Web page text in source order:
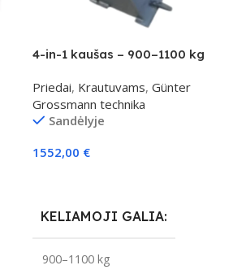
4-in-1 kaušas – 900–1100 kg
Priedai, Krautuvams, Günter
Grossmann technika
Sandėlyje
1552,00 €
KELIAMOJI GALIA
900–1100 kg